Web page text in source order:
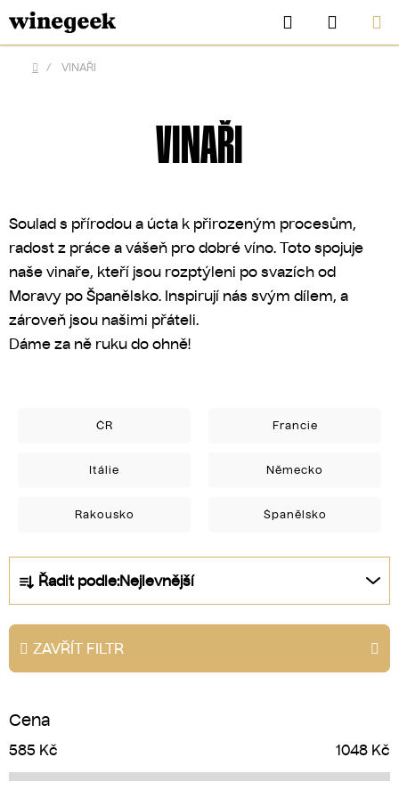
Přejít
na
obsah
Hledat
KOŠÍK
Domů
/ VINAŘI
VINAŘI
Soulad s přírodou a úcta k přirozeným procesům,
radost z práce a vášeň pro dobré víno. Toto spojuje
naše vinaře, kteří jsou rozptýleni po svazích od
Moravy po Španělsko. Inspirují nás svým dílem, a
zároveň jsou našimi přáteli.
Dáme za ně ruku do ohně!
ČR Francie
Itálie Německo
Rakousko Španělsko
a
z
e
n
r
o
d
Řadit podle:Nejlevnější
ZAVŘÍT FILTR
Cena
585 Kč 1048 Kč